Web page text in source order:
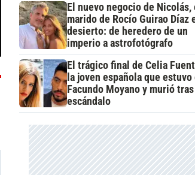
El nuevo negocio de Nicolás,
marido de Rocío Guirao Díaz
desierto: de heredero de un
imperio a astrofotógrafo
El trágico final de Celia
la joven española que estuvo
Facundo Moyano y murió
escándalo